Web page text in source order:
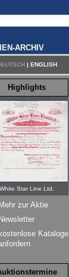
ARCHIV
| ENGLISH
Highlights
White Star Line Ltd.
Mehr zur Aktie
Newsletter
kostenlose Kataloge